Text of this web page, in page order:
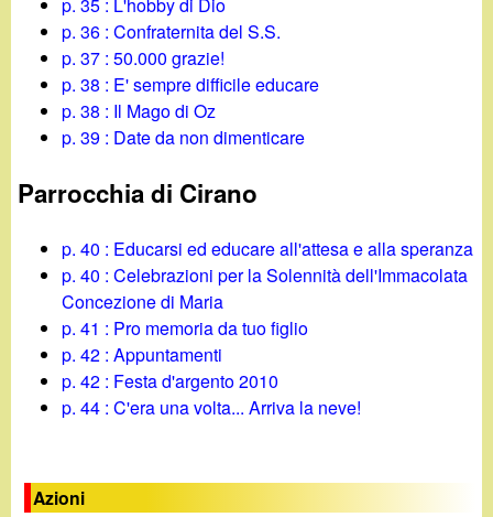
p. 36 : Confraternita del S.S.
p. 37 : 50.000 grazie!
p. 38 : E' sempre difficile educare
p. 38 : Il Mago di Oz
p. 39 : Date da non dimenticare
Parrocchia di Cirano
p. 40 : Educarsi ed educare all'attesa e alla speranza
p. 40 : Celebrazioni per la Solennità dell'Immacolata
Concezione di Maria
p. 41 : Pro memoria da tuo figlio
p. 42 : Appuntamenti
p. 42 : Festa d'argento 2010
p. 44 : C'era una volta... Arriva la neve!
Azioni